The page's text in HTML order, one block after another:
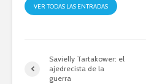
VER TODAS LAS ENTRADAS
Savielly Tartakower: el
ajedrecista de la
guerra